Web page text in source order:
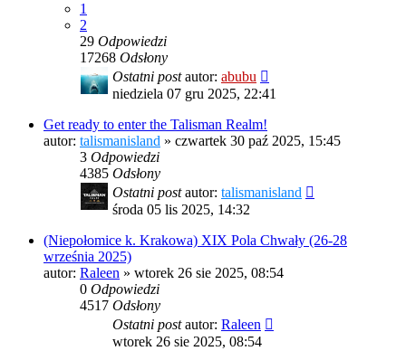
1
2
29 Odpowiedzi
17268 Odsłony
Ostatni postautor: abubu
niedziela 07 gru 2025, 22:41
Get ready to enter the Talisman Realm!
autor: talismanisland » czwartek 30 paź 2025, 15:45
3 Odpowiedzi
4385 Odsłony
Ostatni postautor: talismanisland
środa 05 lis 2025, 14:32
(Niepołomice k. Krakowa) XIX Pola Chwały (26-28
września 2025)
autor: Raleen » wtorek 26 sie 2025, 08:54
0 Odpowiedzi
4517 Odsłony
Ostatni postautor: Raleen
wtorek 26 sie 2025, 08:54